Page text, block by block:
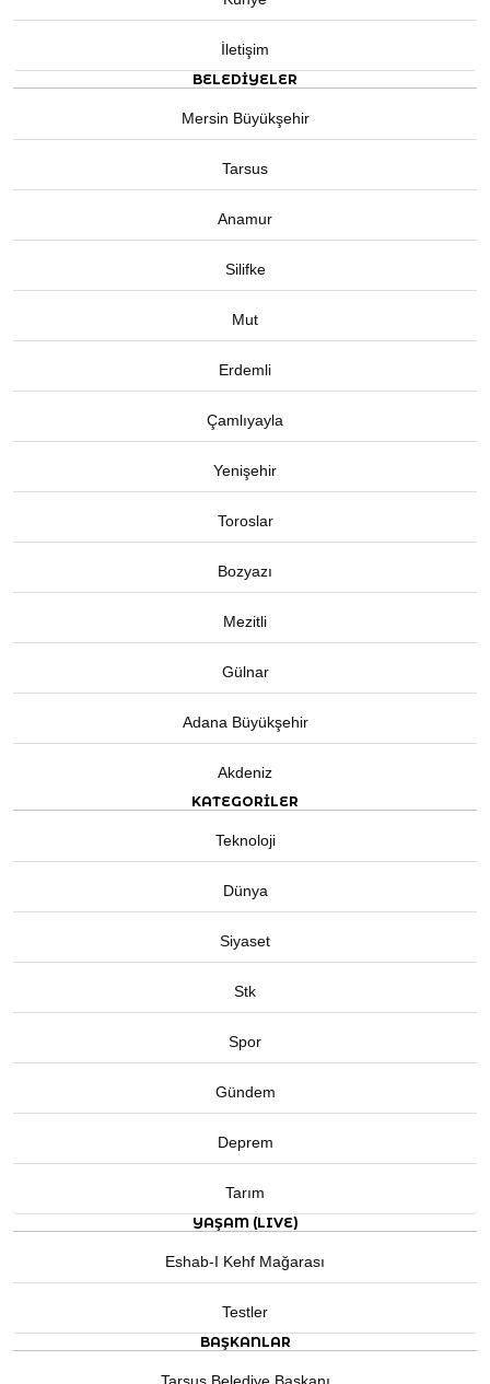
İletişim
BELEDIYELER
Mersin Büyükşehir
Tarsus
Anamur
Silifke
Mut
Erdemli
Çamlıyayla
Yenişehir
Toroslar
Bozyazı
Mezitli
Gülnar
Adana Büyükşehir
Akdeniz
KATEGORİLER
Teknoloji
Dünya
Siyaset
Stk
Spor
Gündem
Deprem
Tarım
YAŞAM (LIVE)
Eshab-I Kehf Mağarası
Testler
BAŞKANLAR